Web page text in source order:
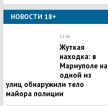
НОВОСТИ 18+
13:46
Жуткая
находка: в
Мариуполе на
одной из
улиц обнаружили тело
майора полиции